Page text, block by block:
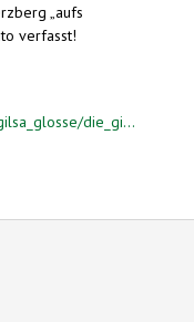
„aufs
verfasst!
die_gi...